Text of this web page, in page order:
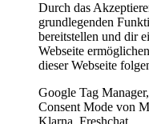
Durch das
grundlegenden
bereitstellen und dir
Webseite
dieser Webseite
Google Tag
Consent Mode von
Klarna, Freshchat